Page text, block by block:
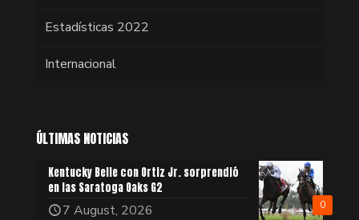
Estadísticas 2022
Internacional
ÚLTIMAS NOTICIAS
0
Kentucky Belle con Ortiz Jr. sorprendió
en las Saratoga Oaks G2
7 August, 2026